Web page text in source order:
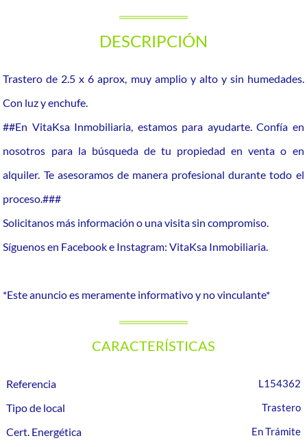
DESCRIPCIÓN
Trastero de 2.5 x 6 aprox, muy amplio y alto y sin humedades.
Con luz y enchufe.
##En VitaKsa Inmobiliaria, estamos para ayudarte. Confía en
nosotros para la búsqueda de tu propiedad en venta o en
alquiler. Te asesoramos de manera profesional durante todo el
proceso.###
Solicitanos más información o una visita sin compromiso.
Síguenos en Facebook e Instagram: VitaKsa Inmobiliaria.
*Este anuncio es meramente informativo y no vinculante*
CARACTERÍSTICAS
Referencia L154362
Tipo de local Trastero
Cert. Energética En Trámite